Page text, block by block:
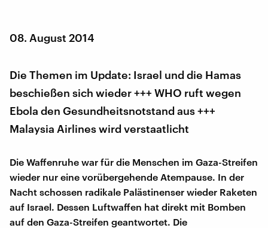
08. August 2014
Die Themen im Update: Israel und die Hamas
beschießen sich wieder +++ WHO ruft wegen
Ebola den Gesundheitsnotstand aus +++
Malaysia Airlines wird verstaatlicht
Die Waffenruhe war für die Menschen im Gaza-Streifen
wieder nur eine vorübergehende Atempause. In der
Nacht schossen radikale Palästinenser wieder Raketen
auf Israel. Dessen Luftwaffen hat direkt mit Bomben
auf den Gaza-Streifen geantwortet. Die